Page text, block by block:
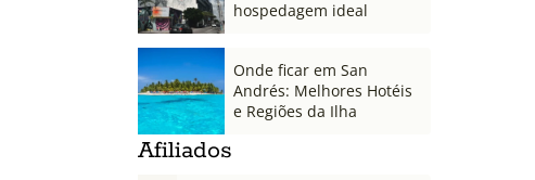
hospedagem ideal
Onde ficar em San
Andrés: Melhores Hotéis
e Regiões da Ilha
Afiliados